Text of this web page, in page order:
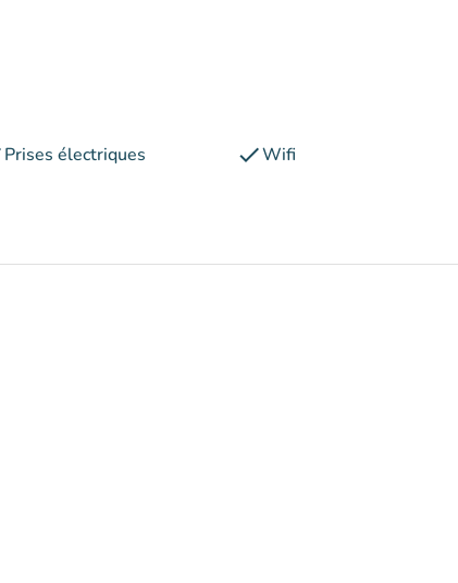
Prises électriques checkWifi